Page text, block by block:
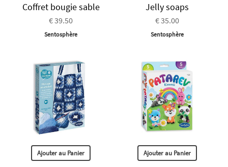
Coffret bougie sable
€ 39.50
Sentosphère
Jelly soaps
€ 35.00
Sentosphère
Ajouter au Panier Ajouter au Panier